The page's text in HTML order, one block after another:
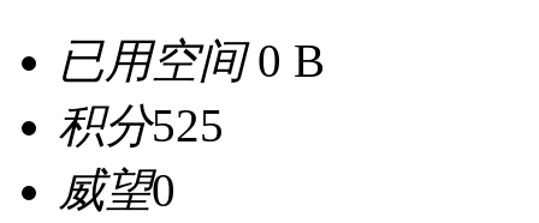
已用空间0 B
积分525
威望0